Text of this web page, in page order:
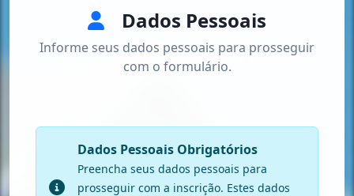
Dados Pessoais
Informe seus dados pessoais para prosseguir
com o formulário.
Dados Pessoais Obrigatórios
Preencha seus dados pessoais para
prosseguir com a inscrição. Estes dados